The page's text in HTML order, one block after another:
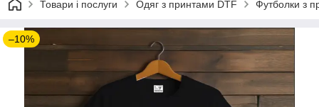
Товари і послуги Одяг з принтами DTF Футболки з
–10%